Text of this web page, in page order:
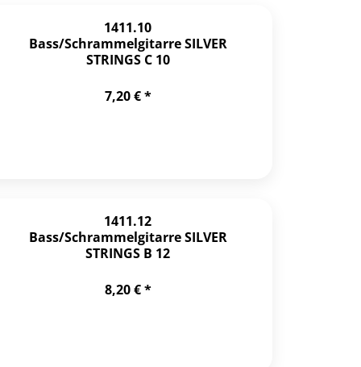
1411.10
Bass/Schrammelgitarre SILVER
STRINGS C 10
7,20 € *
1411.12
Bass/Schrammelgitarre SILVER
STRINGS B 12
8,20 € *